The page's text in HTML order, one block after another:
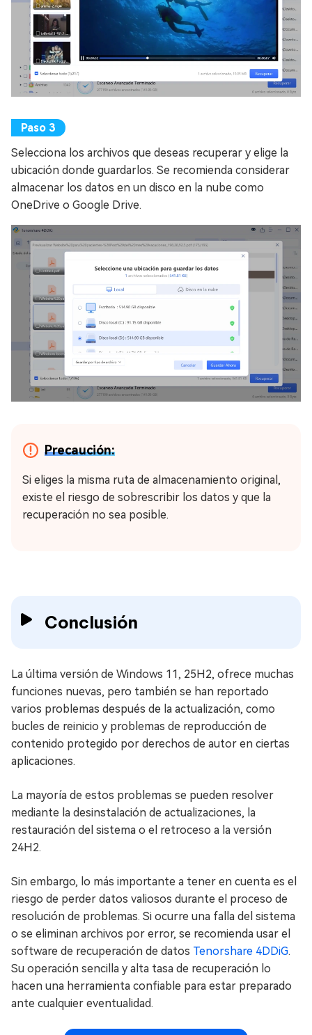
Selecciona los archivos que deseas recuperar y elige la
ubicación donde guardarlos. Se recomienda considerar
almacenar los datos en un disco en la nube como
OneDrive o Google Drive.
Precaución:
Si eliges la misma ruta de almacenamiento original,
existe el riesgo de sobrescribir los datos y que la
recuperación no sea posible.
Conclusión
La última versión de Windows 11, 25H2, ofrece muchas
funciones nuevas, pero también se han reportado
varios problemas después de la actualización, como
bucles de reinicio y problemas de reproducción de
contenido protegido por derechos de autor en ciertas
aplicaciones.
La mayoría de estos problemas se pueden resolver
mediante la desinstalación de actualizaciones, la
restauración del sistema o el retroceso a la versión
24H2.
Sin embargo, lo más importante a tener en cuenta es el
riesgo de perder datos valiosos durante el proceso de
resolución de problemas. Si ocurre una falla del sistema
o se eliminan archivos por error, se recomienda usar el
software de recuperación de datos Tenorshare 4DDiG.
Su operación sencilla y alta tasa de recuperación lo
hacen una herramienta confiable para estar preparado
ante cualquier eventualidad.